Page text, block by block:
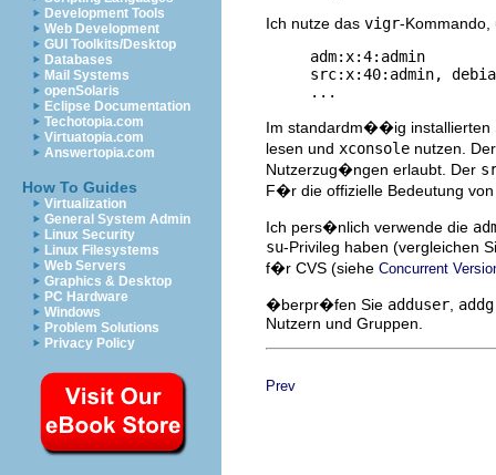
Development Tools
Web Development
GUI Toolkits/Desktop
Databases
Mail Systems
openSolaris
Eclipse Documentation
Techotopia.com
Virtuatopia.com
Answertopia.com
How To Guides
Virtualization
General System Admin
Linux Security
Linux Filesystems
Web Servers
Graphics & Desktop
PC Hardware
Windows
Problem Solutions
Privacy Policy
Ich nutze das vigr-
     adm:x:4:admin
src:x:40:admin,
Im standardm��ig
lesen und xconsole nutzen.
Nutzerzug�ngen erlaubt. Der
F�r die offizielle Bedeutung
Ich pers�nlich verwende die
su-Privileg haben (vergleichen
f�r CVS (siehe Concurrent
�berpr�fen Sie adduser
Nutzern und Gruppen.
Prev